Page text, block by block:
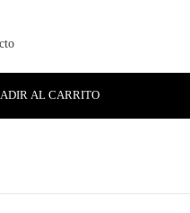
AL CARRITO